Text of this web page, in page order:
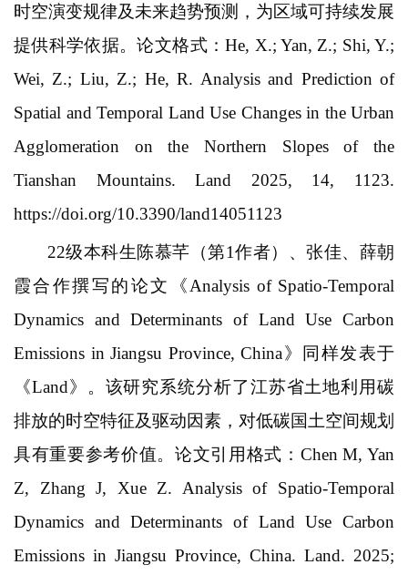
时空演变规律及未来趋势预测，为区域可持续发展
提供科学依据。论文格式：He, X.; Yan, Z.; Shi, Y.;
Wei, Z.; Liu, Z.; He, R. Analysis and Prediction of
Spatial and Temporal Land Use Changes in the Urban
Agglomeration on the Northern Slopes of the
Tianshan Mountains. Land 2025, 14, 1123.
https://doi.org/10.3390/land14051123
22级本科生陈慕芊（第1作者）、张佳、薛朝
霞合作撰写的论文《Analysis of Spatio-Temporal
Dynamics and Determinants of Land Use Carbon
Emissions in Jiangsu Province, China》同样发表于
《Land》。该研究系统分析了江苏省土地利用碳
排放的时空特征及驱动因素，对低碳国土空间规划
具有重要参考价值。论文引用格式： Chen M, Yan
Z, Zhang J, Xue Z. Analysis of Spatio-Temporal
Dynamics and Determinants of Land Use Carbon
Emissions in Jiangsu Province, China. Land. 2025;